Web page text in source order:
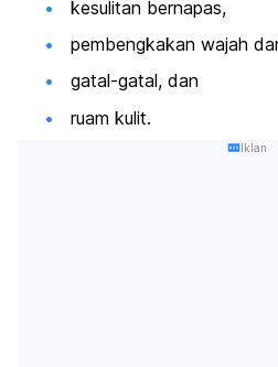
kesulitan bernapas,
pembengkakan wajah
gatal-gatal, dan
ruam kulit.
Iklan